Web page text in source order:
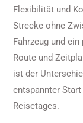
Flexibilität und
Strecke ohne
Fahrzeug und
Route und
ist der
entspannter
Reisetages.